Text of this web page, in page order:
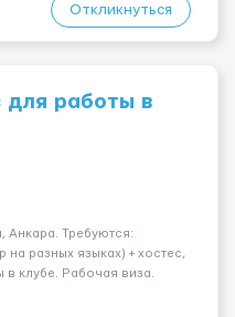
Откликнуться
для работы в
Анкара. Требуются:
на разных языках) + хостеc,
клубе. Рабочая виза.
Высокая зарплат...